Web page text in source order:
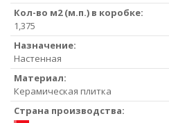
Кол-во м2 (м.п.) в коробке:
1,375
Назначение:
Настенная
Материал:
Керамическая плитка
Страна производства: